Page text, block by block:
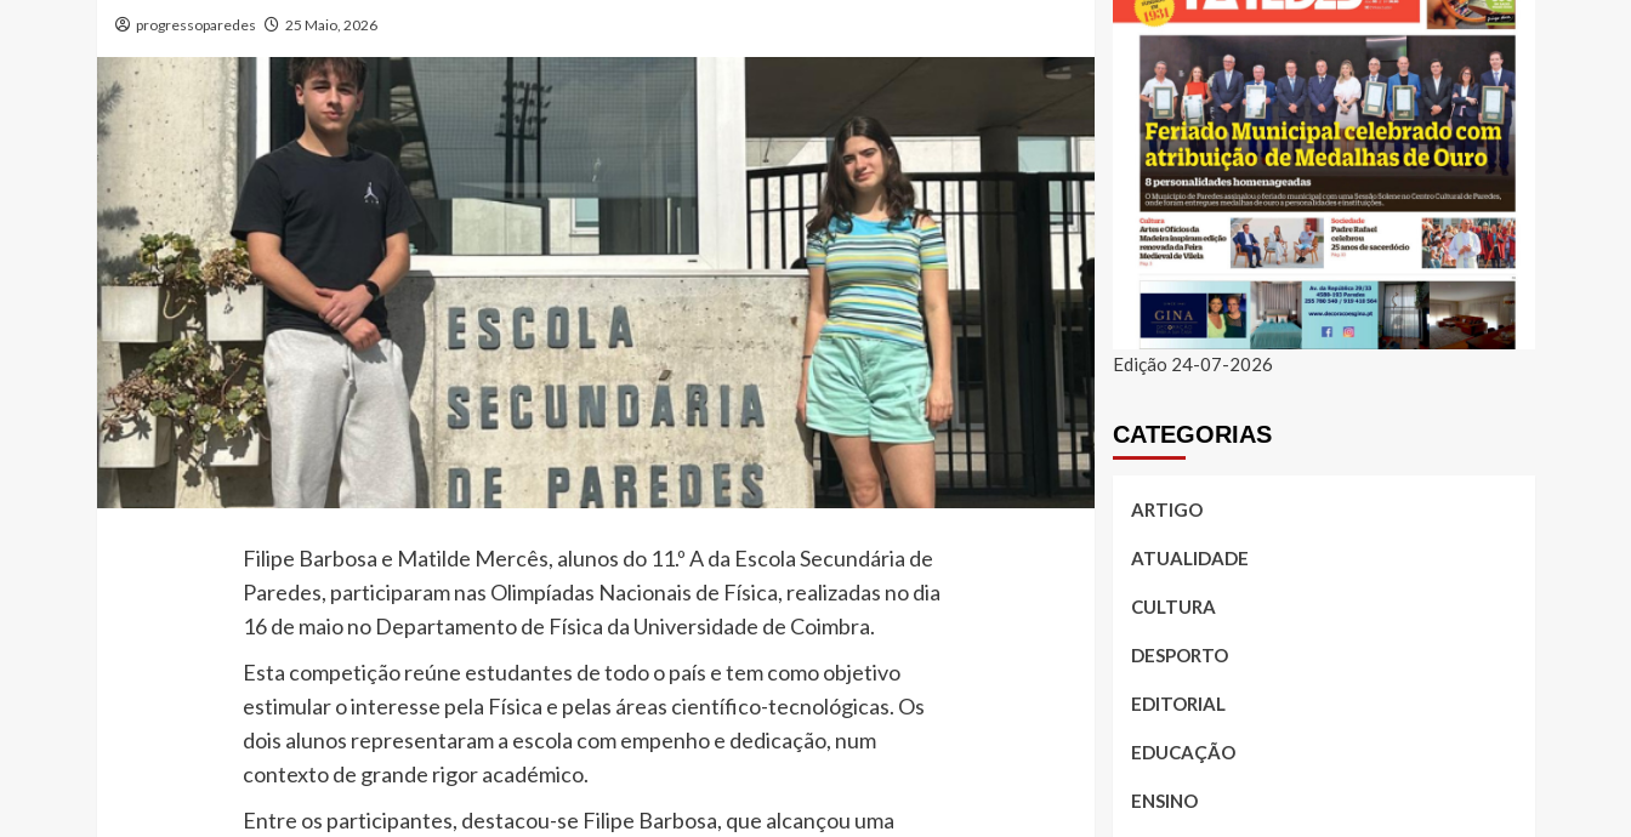
progressoparedes 25 Maio, 2026
Filipe Barbosa e Matilde Mercês, alunos do 11.º A da Escola Secundária de
Paredes, participaram nas Olimpíadas Nacionais de Física, realizadas no dia
16 de maio no Departamento de Física da Universidade de Coimbra.
Esta competição reúne estudantes de todo o país e tem como objetivo
estimular o interesse pela Física e pelas áreas científico-tecnológicas. Os
dois alunos representaram a escola com empenho e dedicação, num
contexto de grande rigor académico.
Entre os participantes, destacou-se Filipe Barbosa, que alcançou uma
Edição 24-07-2026
CATEGORIAS
ARTIGO
ATUALIDADE
CULTURA
DESPORTO
EDITORIAL
EDUCAÇÃO
ENSINO